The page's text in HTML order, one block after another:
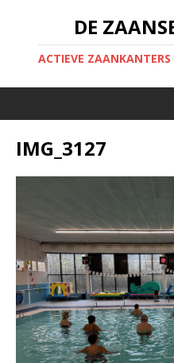
DE
ACTIEVE
IMG_3127